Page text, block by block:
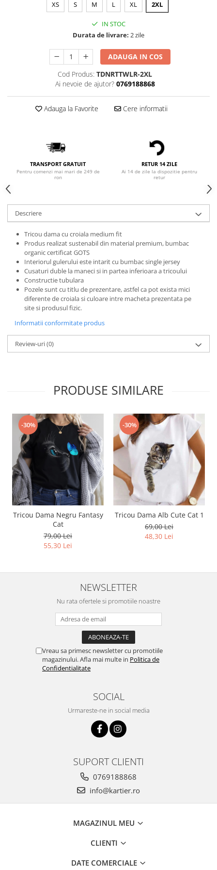
Bluze Animale
Bluze Diverse
Bluze Fashion
Bluze Japanese
Bluze Paris
Bluze Primavara
Bluze Tattoo
Bluze Toamna
Hanorace Unisex
Body-uri
XS S M L XL 2XL
IN STOC
Durata de livrare: 2 zile
ADAUGA IN COS
Cod Produs: TDNRTTWLR-2XL
Ai nevoie de ajutor? 0769188868
Adauga la Favorite Cere informatii
TRANSPORT GRATUIT
Pentru comenzi mai mari de 249 de
ron
RETUR 14 ZILE
Ai 14 de zile la dispozitie pentru
retur
Descriere
Tricou dama cu croiala medium fit
Produs realizat sustenabil din material premium, bumbac
organic certificat GOTS
Interiorul gulerului este intarit cu bumbac single jersey
Cusaturi duble la maneci si in partea inferioara a tricoului
Constructie tubulara
Pozele sunt cu titlu de prezentare, astfel ca pot exista mici
diferente de croiala si culoare intre macheta prezentata pe
site si produsul fizic.
Informatii conformitate produs
Review-uri(0)
PRODUSE SIMILARE
-30%
Tricou Dama Negru Fantasy
Cat
79,00 Lei
55,30 Lei
-30%
Tricou Dama Alb Cute Cat 1
69,00 Lei
48,30 Lei
NEWSLETTER
Nu rata ofertele si promotiile noastre
Vreau sa primesc newsletter cu promotiile
magazinului. Afla mai multe in Politica de
Confidentialitate
SOCIAL
Urmareste-ne in social media
SUPORT CLIENTI
0769188868
info@kartier.ro
MAGAZINUL MEU
CLIENTI
DATE COMERCIALE